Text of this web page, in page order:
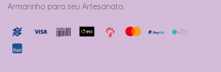
Armarinho para seu Artesanato.